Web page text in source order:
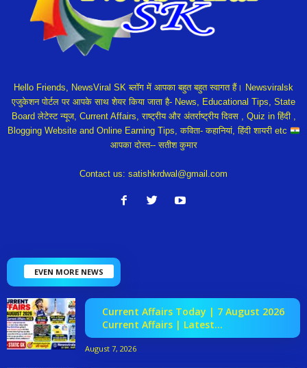
Hello Friends, NewsViral SK ब्लॉग में आपका बहुत बहुत स्वागत हैं। Newsviralsk
एजुकेशन पोर्टल पर आपके साथ शेयर किया जाता है- News, Educational Tips, State
Board लेटेस्ट न्यूज, Current Affairs, राष्ट्रीय और अंतर्राष्ट्रीय दिवस , Quiz in हिंदी ,
Blogging Website and Online Earning Tips, कविता- कहानियां, हिंदी शायरी etc
आपका दोस्त-- सतीश कुमार
Contact us: satishkrdwal@gmail.com
EVEN MORE NEWS
Current Affairs Today | 7 August 2026
Current Affairs | Latest...
August 7, 2026